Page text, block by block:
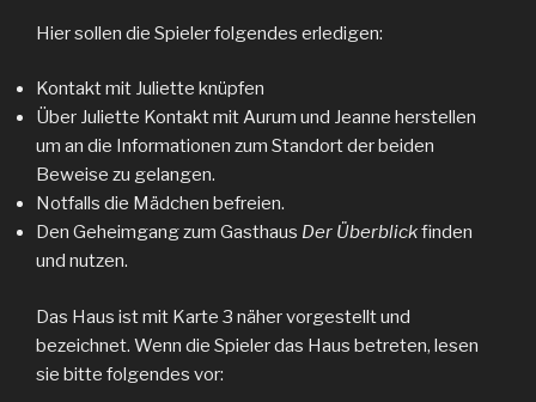
Hier sollen die Spieler folgendes erledigen:
Kontakt mit Juliette knüpfen
Über Juliette Kontakt mit Aurum und Jeanne herstellen
um an die Informationen zum Standort der beiden
Beweise zu gelangen.
Notfalls die Mädchen befreien.
Den Geheimgang zum Gasthaus Der Überblickfinden
und nutzen.
Das Haus ist mit Karte 3 näher vorgestellt und
bezeichnet. Wenn die Spieler das Haus betreten, lesen
sie bitte folgendes vor: